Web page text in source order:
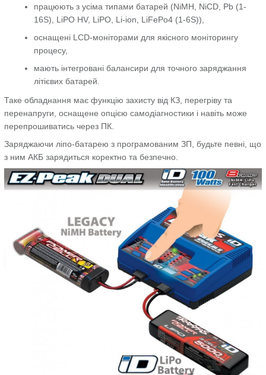
працюють з усіма типами батарей (NiMH, NiCD, Pb (1-
16S), LiPO HV, LiPO, Li-ion, LiFePo4 (1-6S)),
оснащені LCD-моніторами для якісного моніторингу
процесу,
мають інтегровані балансири для точного заряджання
літієвих батарей.
Таке обладнання має функцію захисту від КЗ, перегріву та
перенапруги, оснащене опцією самодіагностики і навіть може
перепрошиватись через ПК.
Заряджаючи ліпо-батарею з програмованим ЗП, будьте певні, що
з ним АКБ зарядиться коректно та безпечно.